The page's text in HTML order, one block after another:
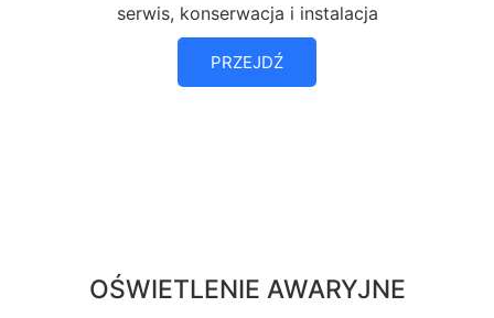
serwis, konserwacja i instalacja
PRZEJDŹ
OŚWIETLENIE AWARYJNE